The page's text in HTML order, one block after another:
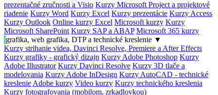
prezentačné zručnosti a Visio Kurzy Microsoft Project a projektové
riadenie Kurzy Word Kurzy Excel Kurzy prezentácie Kurzy Access
Kurzy Outlook Online kurzy Excel Microsoft kurzy Kurzy
Microsoft SharePoint Kurzy SAP a ABAP Microsoft 365 kurzy
grafika, web grafika, DTP a technické kreslenie ▼
Kurzy strihanie videa, Davinci Resolve, Premiere a After Effects
Kurzy grafiky - grafický dizajn Kurzy Adobe Photoshop Kurzy
Adobe Illustrator Kurzy Davinci Resolve Kurzy 3D tlače a
modelovania Kurzy Adobe InDesign Kurzy AutoCAD - technické
kreslenie Adobe kurzy Video kurzy Kurzy technického kreslenia
Kurzy fotografovania (mobilom, zrkadlovkou)